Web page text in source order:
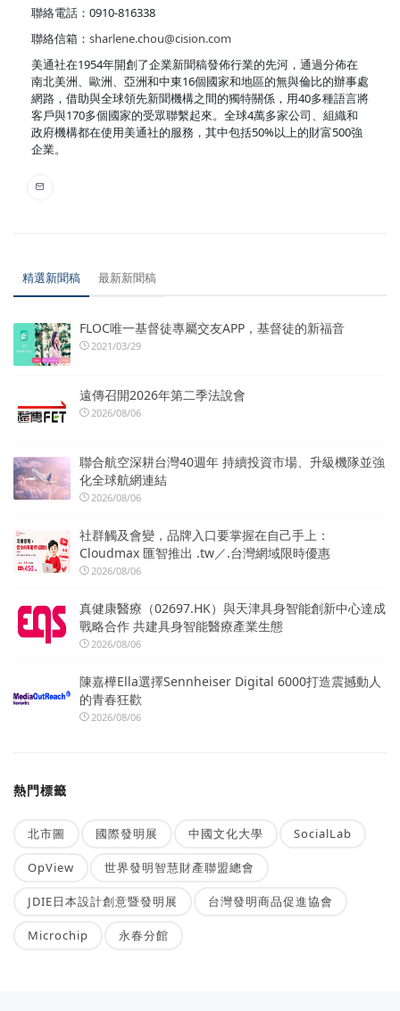
聯絡電話：0910-816338
聯絡信箱： sharlene.chou@cision.com
美通社在1954年開創了企業新聞稿發佈行業的先河，通過分佈在
南北美洲、歐洲、亞洲和中東16個國家和地區的無與倫比的辦事處
網路，借助與全球領先新聞機構之間的獨特關係，用40多種語言將
客戶與170多個國家的受眾聯繫起來。全球4萬多家公司、組織和
政府機構都在使用美通社的服務，其中包括50%以上的財富500強
企業。
精選新聞稿 最新新聞稿
FLOC唯一基督徒專屬交友APP，基督徒的新福音
2021/03/29
遠傳召開2026年第二季法說會
2026/08/06
聯合航空深耕台灣40週年 持續投資市場、升級機隊並強
化全球航網連結
2026/08/06
社群觸及會變，品牌入口要掌握在自己手上：
Cloudmax 匯智推出 .tw／.台灣網域限時優惠
2026/08/06
真健康醫療（02697.HK）與天津具身智能創新中心達成
戰略合作 共建具身智能醫療產業生態
2026/08/06
陳嘉樺Ella選擇Sennheiser Digital 6000打造震撼動人
的青春狂歡
2026/08/06
熱門標籤
北市圖 國際發明展 中國文化大學 SocialLab
OpView 世界發明智慧財產聯盟總會
JDIE日本設計創意暨發明展 台灣發明商品促進協會
Microchip 永春分館